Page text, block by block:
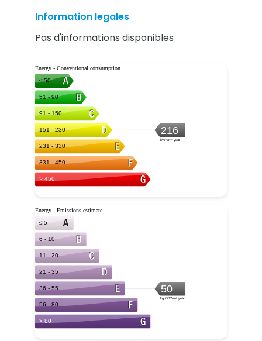
Information legales
Pas d'informations disponibles